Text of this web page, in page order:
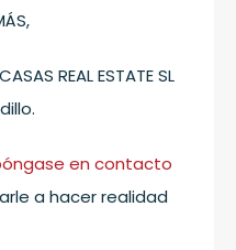
REAL ESTATE SL
en contacto
a hacer realidad